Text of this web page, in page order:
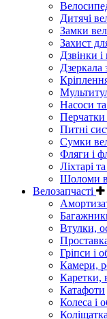
Дитячі
Замки
Захист
Дзвінки
Дзеркала
Насоси
Перчатки
Питні
Сумки
Фляги і
Ліхтарі
Шоломи
Велозапчасті
Втулки,
Гріпси і
Камери,
Каретки,
Катафоти
Колеса і